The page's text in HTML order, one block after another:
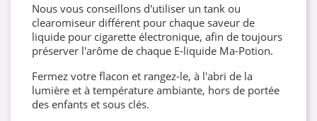
Nous vous conseillons d'utiliser un tank ou
clearomiseur différent pour chaque saveur de
liquide pour cigarette électronique, afin de toujours
préserver l'arôme de chaque E-liquide Ma-Potion.
Fermez votre flacon et rangez-le, à l'abri de la
lumière et à température ambiante, hors de portée
des enfants et sous clés.